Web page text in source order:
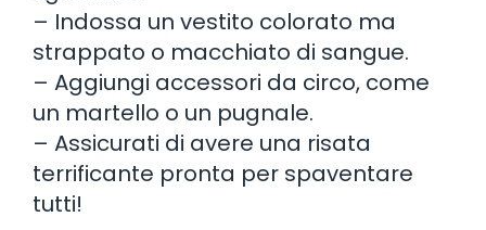
– Indossa un vestito colorato ma
strappato o macchiato di sangue.
– Aggiungi accessori da circo, come
un martello o un pugnale.
– Assicurati di avere una risata
terrificante pronta per spaventare
tutti!